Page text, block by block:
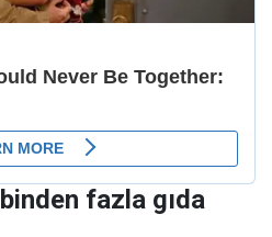
fazla gıda